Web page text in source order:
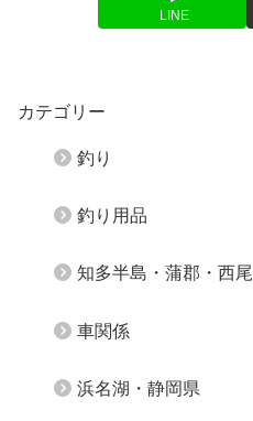
LINE
カテゴリー
釣り
釣り用品
知多半島・蒲郡・西尾
車関係
浜名湖・静岡県